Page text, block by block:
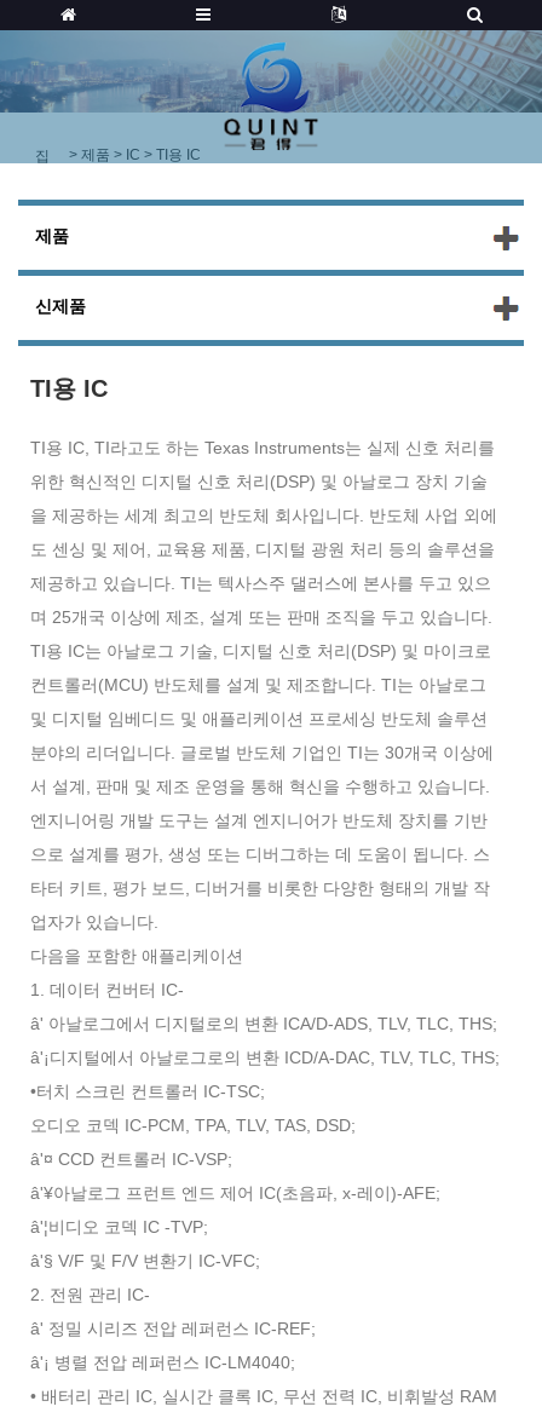
집 > 제품 > IC > TI용 IC
제품
신제품
TI용 IC
TI용 IC, TI라고도 하는 Texas Instruments는 실제 신호 처리를
위한 혁신적인 디지털 신호 처리(DSP) 및 아날로그 장치 기술
을 제공하는 세계 최고의 반도체 회사입니다. 반도체 사업 외에
도 센싱 및 제어, 교육용 제품, 디지털 광원 처리 등의 솔루션을
제공하고 있습니다. TI는 텍사스주 댈러스에 본사를 두고 있으
며 25개국 이상에 제조, 설계 또는 판매 조직을 두고 있습니다.
TI용 IC는 아날로그 기술, 디지털 신호 처리(DSP) 및 마이크로
컨트롤러(MCU) 반도체를 설계 및 제조합니다. TI는 아날로그
및 디지털 임베디드 및 애플리케이션 프로세싱 반도체 솔루션
분야의 리더입니다. 글로벌 반도체 기업인 TI는 30개국 이상에
서 설계, 판매 및 제조 운영을 통해 혁신을 수행하고 있습니다.
엔지니어링 개발 도구는 설계 엔지니어가 반도체 장치를 기반
으로 설계를 평가, 생성 또는 디버그하는 데 도움이 됩니다. 스
타터 키트, 평가 보드, 디버거를 비롯한 다양한 형태의 개발 작
업자가 있습니다.
다음을 포함한 애플리케이션
1. 데이터 컨버터 IC-
â' 아날로그에서 디지털로의 변환 ICA/D-ADS, TLV, TLC, THS;
â'¡디지털에서 아날로그로의 변환 ICD/A-DAC, TLV, TLC, THS;
•터치 스크린 컨트롤러 IC-TSC;
오디오 코덱 IC-PCM, TPA, TLV, TAS, DSD;
â'¤ CCD 컨트롤러 IC-VSP;
â'¥아날로그 프런트 엔드 제어 IC(초음파, x-레이)-AFE;
â'¦비디오 코덱 IC -TVP;
â'§ V/F 및 F/V 변환기 IC-VFC;
2. 전원 관리 IC-
â' 정밀 시리즈 전압 레퍼런스 IC-REF;
â'¡ 병렬 전압 레퍼런스 IC-LM4040;
• 배터리 관리 IC, 실시간 클록 IC, 무선 전력 IC, 비휘발성 RAM